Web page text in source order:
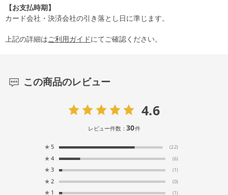
【お支払時期】
カード会社・決済会社の引き落とし日に準じます。
上記の詳細はご利用ガイドにてご確認ください。
この商品のレビュー
4.6
レビュー件数：30件
★ 5 (22)
★ 4 (6)
★ 3 (1)
★ 2 (0)
★ 1 (1)